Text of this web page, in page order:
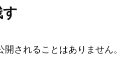
されることはありません。